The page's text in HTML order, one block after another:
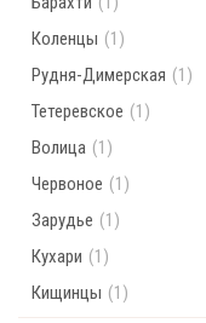
Коленцы (1)
Рудня-Димерская (1)
Тетеревское (1)
Волица (1)
Червоное (1)
Зарудье (1)
Кухари (1)
Кищинцы (1)